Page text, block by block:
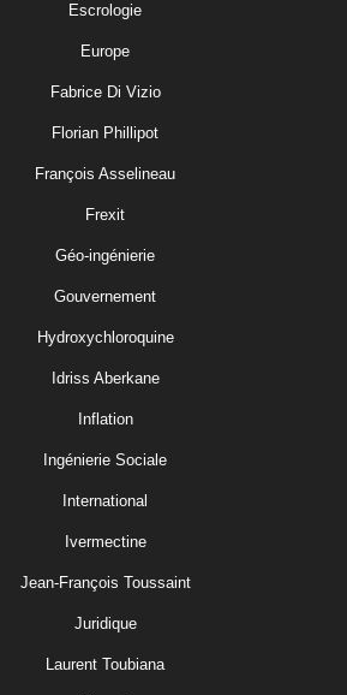
Escrologie
Europe
Fabrice Di Vizio
Florian Phillipot
François Asselineau
Frexit
Géo-ingénierie
Gouvernement
Hydroxychloroquine
Idriss Aberkane
Inflation
Ingénierie Sociale
International
Ivermectine
Jean-François Toussaint
Juridique
Laurent Toubiana